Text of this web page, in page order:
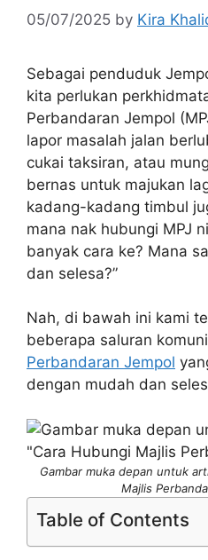
05/07/2025 by Kira
Sebagai penduduk
kita perlukan
Perbandaran Jempol
lapor masalah jalan
cukai taksiran, atau
bernas untuk majukan
kadang-kadang timbul
mana nak hubungi MPJ
banyak cara ke? Mana
dan selesa?”
Nah, di bawah ini kami
beberapa saluran
Perbandaran Jempol
dengan mudah dan
Gambar muka depan untuk
Majlis
Table of Contents